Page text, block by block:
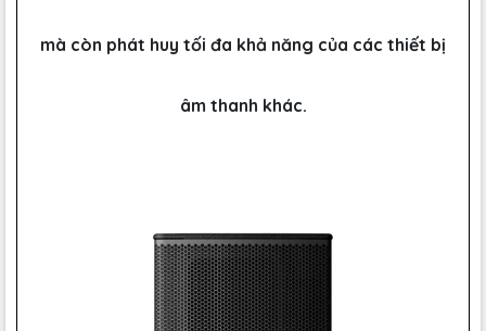
mà còn phát huy tối đa khả năng của các thiết bị
âm thanh khác.